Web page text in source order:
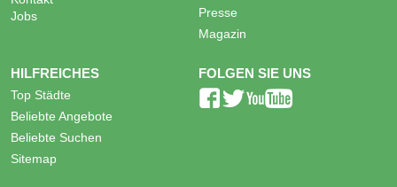
Jobs
Presse
Magazin
HILFREICHES
Top Städte
Beliebte Angebote
Beliebte Suchen
Sitemap
FOLGEN SIE UNS